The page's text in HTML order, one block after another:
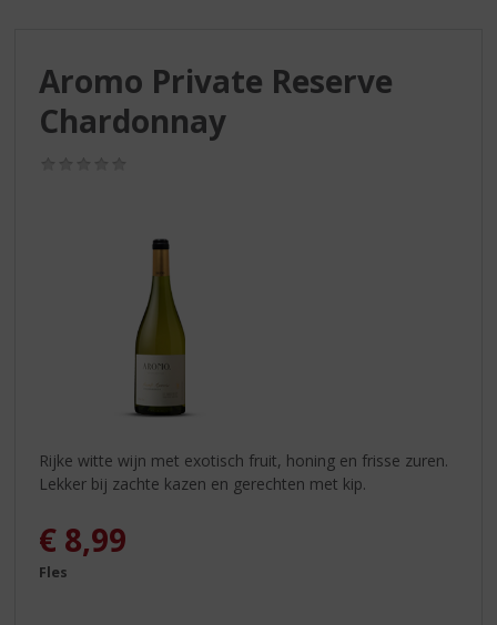
Aromo Private Reserve
Chardonnay
Rijke witte wijn met exotisch fruit, honing en frisse zuren.
Lekker bij zachte kazen en gerechten met kip.
€ 8,99
Fles